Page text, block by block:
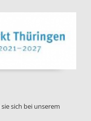
sich bei unserem